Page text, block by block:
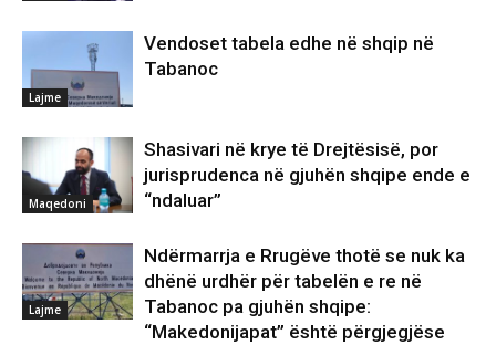
Lajme
Vendoset tabela edhe në shqip në
Tabanoc
Maqedoni
Shasivari në krye të Drejtësisë, por
jurisprudenca në gjuhën shqipe ende e
“ndaluar”
Lajme
Ndërmarrja e Rrugëve thotë se nuk ka
dhënë urdhër për tabelën e re në
Tabanoc pa gjuhën shqipe:
“Makedonijapat” është përgjegjëse